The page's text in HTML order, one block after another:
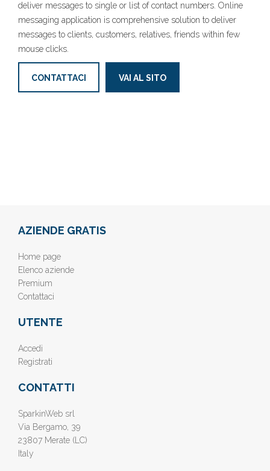
deliver messages to single or list of contact numbers. Online
messaging application is comprehensive solution to deliver
messages to clients, customers, relatives, friends within few
mouse clicks.
CONTATTACI VAI AL SITO
AZIENDE GRATIS
Home page
Elenco aziende
Premium
Contattaci
UTENTE
Accedi
Registrati
CONTATTI
SparkinWeb srl
Via Bergamo, 39
23807 Merate (LC)
Italy